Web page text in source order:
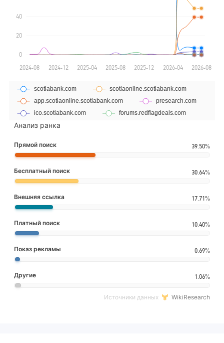
Анализ ранка
Прямой поиск 39.50%
Бесплатный поиск 30.64%
Внешняя ссылка 17.71%
Платный поиск 10.40%
Показ рекламы 0.69%
Другие 1.06%
Источники данных WikiResearch